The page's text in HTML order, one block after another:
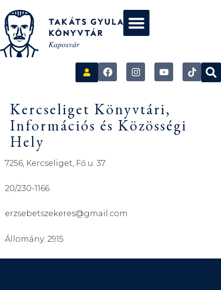
Kercseliget Könyvtári,
Információs és Közösségi
Hely
7256, Kercseliget, Fő u. 37.
20/230-1166
erzsebetszekeres@gmail.com
Állomány: 2915